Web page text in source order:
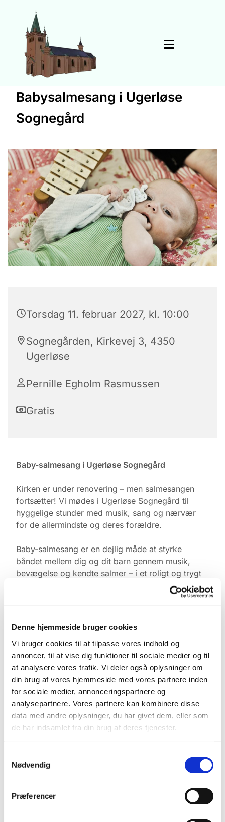
Denne hjemmeside bruger cookies
Vi bruger cookies til at tilpasse vores indhold og
annoncer, til at vise dig funktioner til sociale medier og til
at analysere vores trafik. Vi deler også oplysninger om
din brug af vores hjemmeside med vores partnere inden
for sociale medier, annonceringspartnere og
analysepartnere. Vores partnere kan kombinere disse
data med andre oplysninger, du har givet dem, eller som
de har indsamlet fra din brug af deres tjenester.
Nødvendig
Præferencer
Babysalmesang i Ugerløse
Sognegård
Torsdag 11. februar 2027, kl. 10:00
Sognegården, Kirkevej 3, 4350
Ugerløse
Pernille Egholm Rasmussen
Gratis
Baby-salmesang i Ugerløse Sognegård
Kirken er under renovering – men salmesangen
fortsætter! Vi mødes i Ugerløse Sognegård til
hyggelige stunder med musik, sang og nærvær
for de allermindste og deres forældre.
Baby-salmesang er en dejlig måde at styrke
båndet mellem dig og dit barn gennem musik,
bevægelse og kendte salmer – i et roligt og trygt
Tid & Sted:
Torsdage kl. 10.00
Tilmelding:
Kontakt Pernille Rasmussen på:
Mobil: +45 31521240
Mail: pernilleegholm@live.dk
Alle er velkomne – uanset om du er vant til at
komme i kirke eller ej. Tag din baby under armen,